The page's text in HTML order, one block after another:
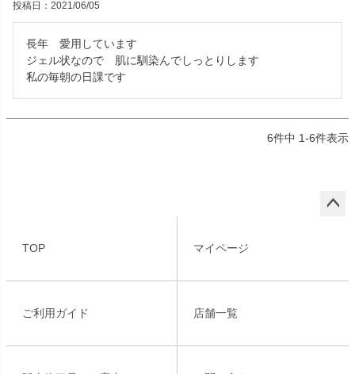
投稿日 2021/06/05
長年　愛用しています
ジェル状なので　肌に馴染んでしっとりします
私の毎朝の日課です
6件中 1-6件表示
TOP マイページ
ご利用ガイド 店舗一覧